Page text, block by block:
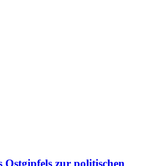
Ostgipfels zur politischen